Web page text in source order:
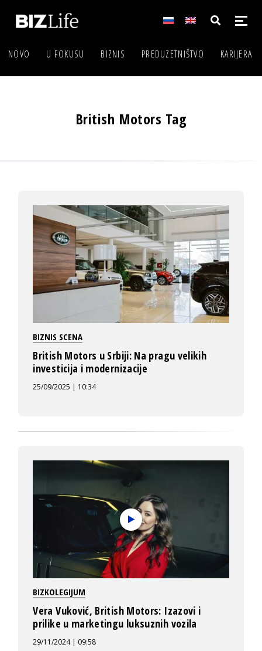
NOVO U FOKUSU BIZNIS PREDUZETNIŠTVO KARIJERA
British Motors Tag
BIZNIS SCENA
British Motors u Srbiji: Na pragu velikih
investicija i modernizacije
25/09/2025 | 10:34
BIZKOLEGIJUM
Vera Vuković, British Motors: Izazovi i
prilike u marketingu luksuznih vozila
29/11/2024 | 09:58